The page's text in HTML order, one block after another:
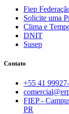
Fiep
Solicite uma
Clima e
DNIT
Susep
Contato
+55 41
FIEP -
PR